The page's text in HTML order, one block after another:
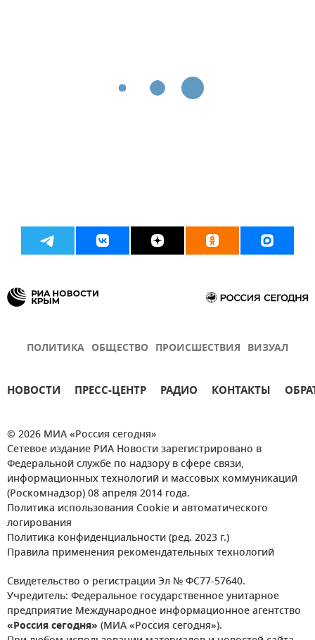
ПОЛИТИКА ОБЩЕСТВО ПРОИСШЕСТВИЯ ВИЗУАЛ
НОВОСТИ ПРЕСС-ЦЕНТР РАДИО КОНТАКТЫ
© 2026 МИА «Россия сегодня»
Сетевое издание РИА Новости зарегистрировано в
Федеральной службе по надзору в сфере связи,
информационных технологий и массовых коммуникаций
(Роскомнадзор) 08 апреля 2014 года.
Политика использования Cookie и автоматического
логирования
Политика конфиденциальности (ред. 2023 г.)
Правила применения рекомендательных технологий
Свидетельство о регистрации Эл № ФС77-57640.
Учредитель: Федеральное государственное унитарное
предприятие Международное информационное агентство
«Россия сегодня» (МИА «Россия сегодня»).